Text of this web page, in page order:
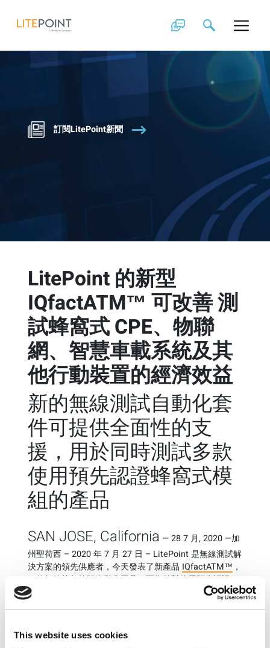
This website uses cookies
content
訂閱LitePoint新聞
LitePoint 的新型
IQfactATM™ 可改善 測
試蜂窩式 CPE、物聯
網、智慧車載系統及其
他行動裝置的經濟效益
新的無線測試自動化套
件可提供全面性的支
援，用於同時測試多款
使用預先認證蜂窩式模
組的產品
SAN JOSE, California —28 7 月, 2020 —加
州聖荷西 – 2020 年 7 月 27 日 – LitePoint 是無線測試解
決方案的領先供應者，今天發表了新產品 IQfactATM™ ，
一款無線統包軟體自動化工具，可為針對使用預先認證
4G、NBIoT 及 5G 蜂窩式模組的產品進行製造驗證。
窩式連線至新物聯網、用戶終端設備 (CPE)、行動寬頻、